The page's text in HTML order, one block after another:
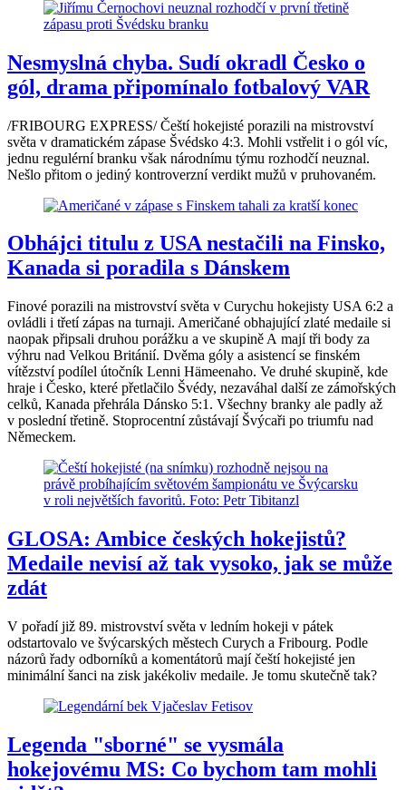
Nesmyslná chyba. Sudí okradl Česko o
gól, drama připomínalo fotbalový VAR
/FRIBOURG EXPRESS/ Čeští hokejisté porazili na mistrovství
světa v dramatickém zápase Švédsko 4:3. Mohli vstřelit i o gól víc,
jednu regulérní branku však národnímu týmu rozhodčí neuznal.
Nešlo přitom o jediný kontroverzní verdikt mužů v pruhovaném.
Obhájci titulu z USA nestačili na Finsko,
Kanada si poradila s Dánskem
Finové porazili na mistrovství světa v Curychu hokejisty USA 6:2 a
ovládli i třetí zápas na turnaji. Američané obhajující zlaté medaile si
naopak připsali druhou porážku a ve skupině A mají tři body za
výhru nad Velkou Británií. Dvěma góly a asistencí se finském
vítězství podílel útočník Lenni Hämeenaho. Ve druhé skupině, kde
hraje i Česko, které přetlačilo Švédy, nezaváhal další ze zámořských
celků, Kanada přehrála Dánsko 5:1. Všechny branky ale padly až
v poslední třetině. Stoprocentní zůstávají Švýcaři po triumfu nad
Německem.
GLOSA: Ambice českých hokejistů?
Medaile nevisí až tak vysoko, jak se může
zdát
V pořadí již 89. mistrovství světa v ledním hokeji v pátek
odstartovalo ve švýcarských městech Curych a Fribourg. Podle
názorů řady odborníků a komentátorů mají čeští hokejisté jen
minimální šanci na zisk jakékoliv medaile. Je tomu skutečně tak?
Legenda "sborné" se vysmála
hokejovému MS: Co bychom tam mohli